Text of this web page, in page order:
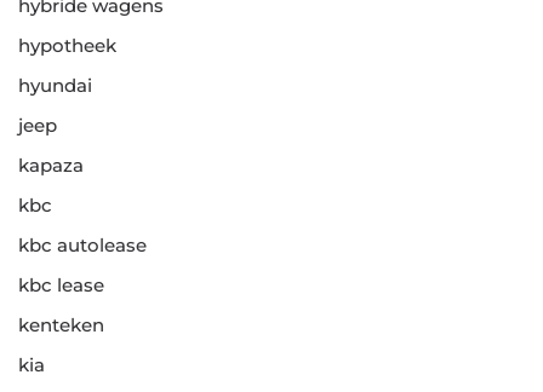
hybride wagens
hypotheek
hyundai
jeep
kapaza
kbc
kbc autolease
kbc lease
kenteken
kia